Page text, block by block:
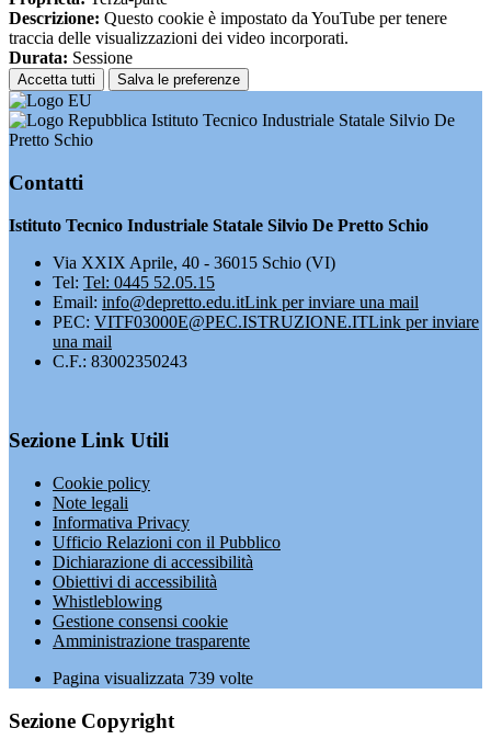
Descrizione: Questo cookie è impostato da YouTube per tenere
traccia delle visualizzazioni dei video incorporati.
Durata: Sessione
Accetta tutti Salva le preferenze
Istituto Tecnico Industriale Statale Silvio De
Pretto Schio
Contatti
Istituto Tecnico Industriale Statale Silvio De Pretto Schio
Via XXIX Aprile, 40 - 36015 Schio (VI)
Tel: Tel: 0445 52.05.15
Email: info@depretto.edu.itLink per inviare una mail
PEC: VITF03000E@PEC.ISTRUZIONE.ITLink per inviare
una mail
C.F.: 83002350243
Sezione Link Utili
Cookie policy
Note legali
Informativa Privacy
Ufficio Relazioni con il Pubblico
Dichiarazione di accessibilità
Obiettivi di accessibilità
Whistleblowing
Gestione consensi cookie
Amministrazione trasparente
Pagina visualizzata 739 volte
Sezione Copyright